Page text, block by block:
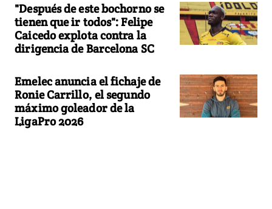
"Después de este bochorno se
tienen que ir todos": Felipe
Caicedo explota contra la
dirigencia de Barcelona SC
Emelec anuncia el fichaje de
Ronie Carrillo, el segundo
máximo goleador de la
LigaPro 2026